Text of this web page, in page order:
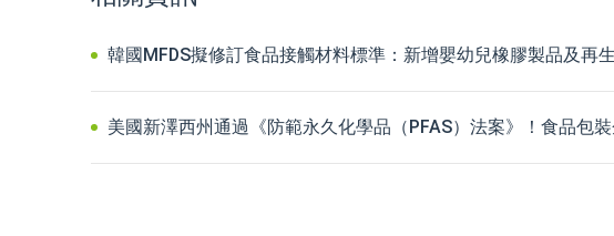
韓國MFDS擬修訂食品接觸材料標準：新增嬰幼兒橡膠製品及再
美國新澤西州通過《防範永久化學品（PFAS）法案》！食品包